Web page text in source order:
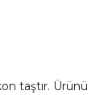
taştır. Ürünü